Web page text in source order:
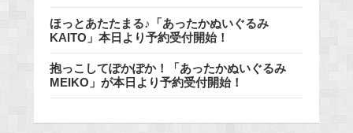
ほっとあたたまる♪「あったかぬいぐるみ
KAITO」本日より予約受付開始！
抱っこしてぽかぽか！「あったかぬいぐるみ
MEIKO」が本日より予約受付開始！